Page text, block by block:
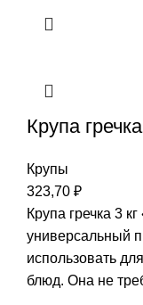
Крупа
Крупы
323,70 ₽
Крупа гречка 3
универсальный
использовать
блюд. Она не